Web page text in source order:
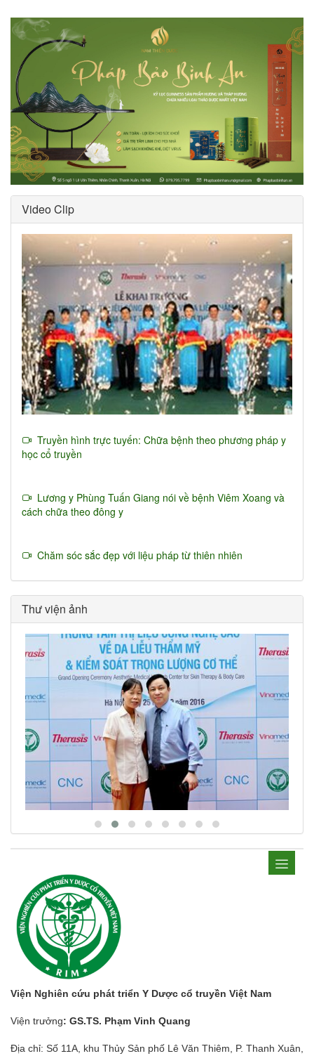
Video Clip
Truyền hình trực tuyến: Chữa bệnh theo phương pháp y
học cổ truyền
Lương y Phùng Tuấn Giang nói về bệnh Viêm Xoang và
cách chữa theo đông y
Chăm sóc sắc đẹp với liệu pháp từ thiên nhiên
Thư viện ảnh
Viện Nghiên cứu phát triển Y Dược cổ truyền Việt Nam
Viện trưởng: GS.TS. Phạm Vinh Quang
Địa chỉ: Số 11A, khu Thủy Sản phố Lê Văn Thiêm, P. Thanh Xuân,